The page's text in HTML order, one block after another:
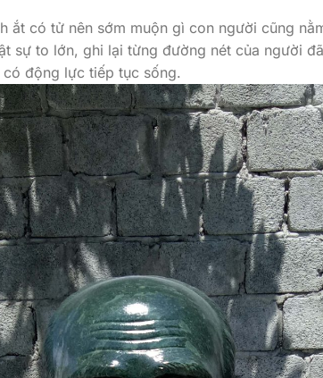
ắt có tử nên sớm muộn gì con người cũng
sự to lớn, ghi lại từng đường nét của người
động lực tiếp tục sống.